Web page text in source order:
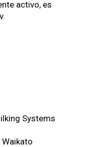
activo, es
Systems